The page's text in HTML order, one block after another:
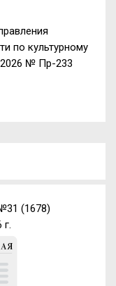
по культурному
№ Пр-233
(1678)
г.